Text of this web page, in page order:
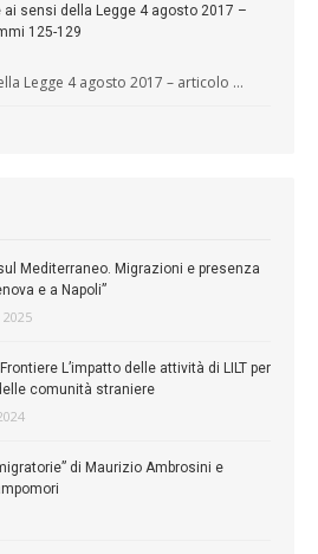
ai sensi della Legge 4 agosto 2017 –
125-129
Legge 4 agosto 2017 – articolo …
Mediterraneo. Migrazioni e presenza
e a Napoli”
L’impatto delle attività di LILT per
comunità straniere
di Maurizio Ambrosini e